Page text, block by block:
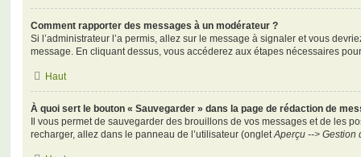
Comment rapporter des messages à un modérateur ?
Si l’administrateur l’a permis, allez sur le message à signaler et vous
message. En cliquant dessus, vous accéderez aux étapes nécessaires
Haut
À quoi sert le bouton « Sauvegarder » dans la page de rédaction de
Il vous permet de sauvegarder des brouillons de vos messages et de les
recharger, allez dans le panneau de l’utilisateur (ongletAperçu --> Gestion